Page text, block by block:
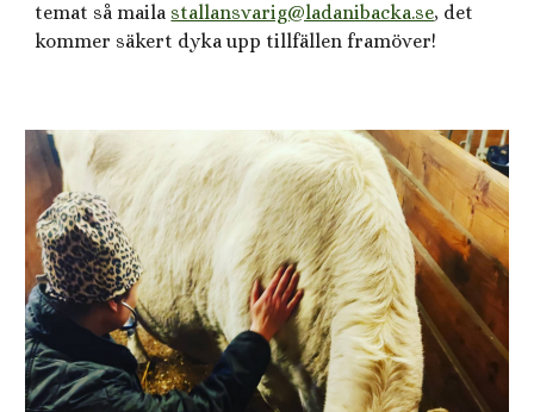
temat så maila stallansvarig@ladanibacka.se, det
kommer säkert dyka upp tillfällen framöver!